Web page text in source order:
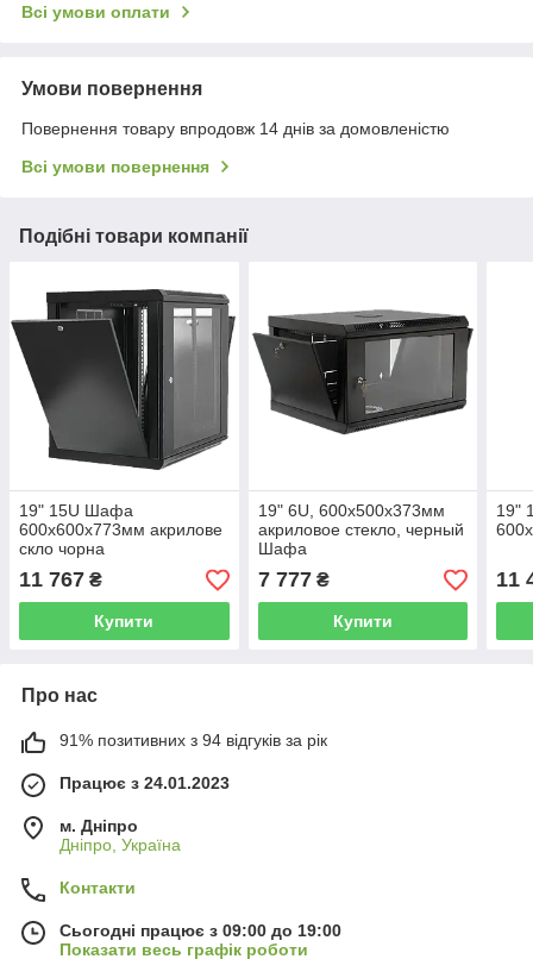
Всі умови оплати
Умови повернення
Повернення товару впродовж 14 днів за домовленістю
Всі умови повернення
Подібні товари компанії
19" 15U Шафа
600x600x773мм акрилове
скло чорна
11 767 ₴
Купити
19" 6U, 600x500x373мм
акриловое стекло, черный
Шафа
7 777₴
Купити
19"
11
Про нас
91% позитивних з 94 відгуків за рік
Працює з 24.01.2023
м. Дніпро
Дніпро, Україна
Контакти
Сьогодні працює з 09:00 до 19:00
Показати весь графік роботи